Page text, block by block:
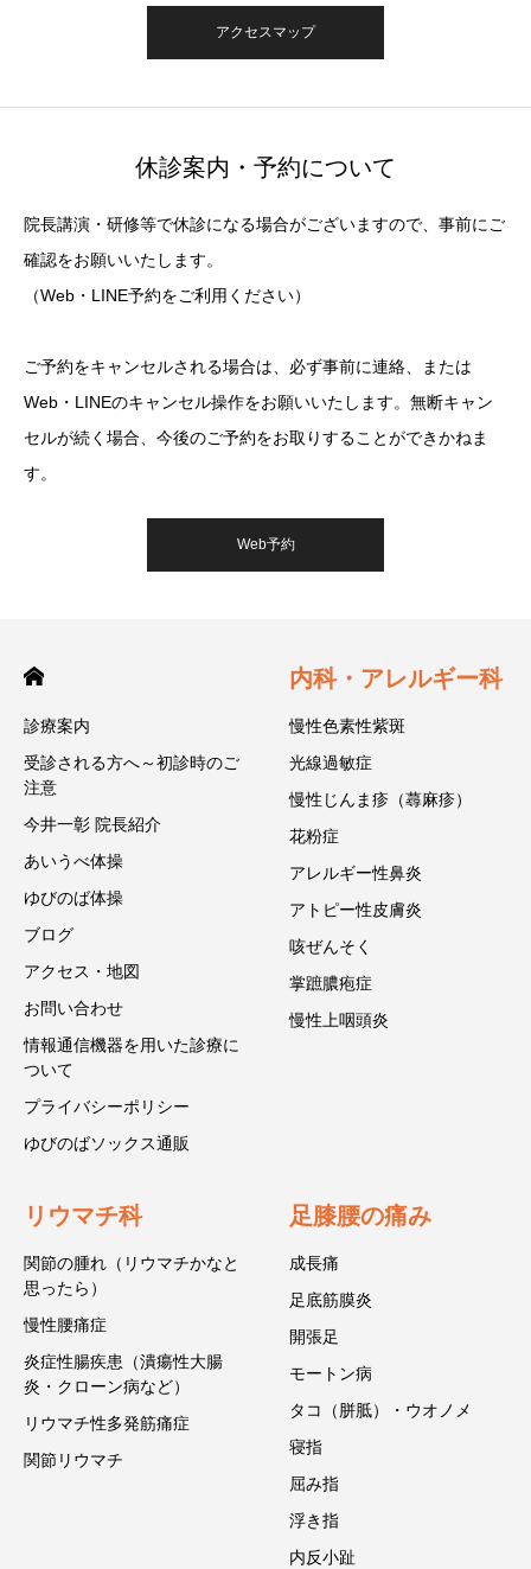
アクセスマップ
休診案内・予約について
院長講演・研修等で休診になる場合がございますので、事前にご
確認をお願いいたします。
（Web・LINE予約をご利用ください）
ご予約をキャンセルされる場合は、必ず事前に連絡、または
Web・LINEのキャンセル操作をお願いいたします。無断キャン
セルが続く場合、今後のご予約をお取りすることができかねま
す。
Web予約
診療案内
受診される方へ～初診時のご
注意
今井一彰 院長紹介
あいうべ体操
ゆびのば体操
ブログ
アクセス・地図
お問い合わせ
情報通信機器を用いた診療に
ついて
プライバシーポリシー
ゆびのばソックス通販
内科・アレルギー科
慢性色素性紫斑
光線過敏症
慢性じんま疹（蕁麻疹）
花粉症
アレルギー性鼻炎
アトピー性皮膚炎
咳ぜんそく
掌蹠膿疱症
慢性上咽頭炎
リウマチ科
関節の腫れ（リウマチかなと
思ったら）
慢性腰痛症
炎症性腸疾患（潰瘍性大腸
炎・クローン病など）
リウマチ性多発筋痛症
関節リウマチ
足膝腰の痛み
成長痛
足底筋膜炎
開張足
モートン病
タコ（胼胝）・ウオノメ
寝指
屈み指
浮き指
内反小趾